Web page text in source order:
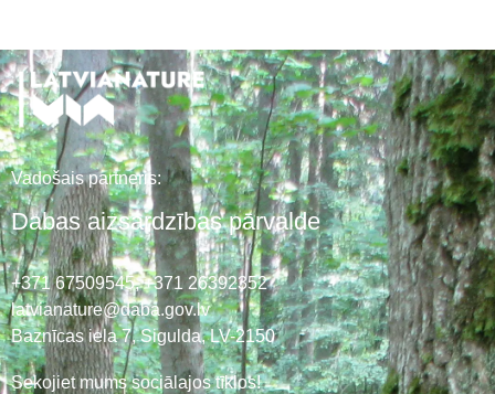
Vadošais partneris:
Dabas aizsardzības pārvalde
+371 67509545,+371 26392352
latvianature@daba.gov.lv
Baznīcas iela 7, Sigulda, LV-2150
Sekojiet mums sociālajos tīklos!